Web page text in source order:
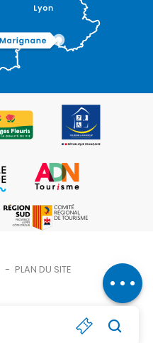
par email
- PLAN DU SITE